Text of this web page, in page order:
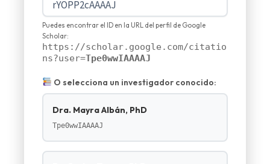
Puedes encontrar el ID en la URL del perfil de Google
Scholar:
https://scholar.google.com/citatio
ns?user=Tpe0wwIAAAAJ
O selecciona un investigador conocido:
Dra. Mayra Albán, PhD
Tpe0wwIAAAAJ